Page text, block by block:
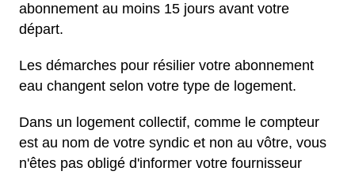
abonnement au moins 15 jours avant votre
départ.
Les démarches pour résilier votre abonnement
eau changent selon votre type de logement.
Dans un logement collectif, comme le compteur
est au nom de votre syndic et non au vôtre, vous
n'êtes pas obligé d'informer votre fournisseur